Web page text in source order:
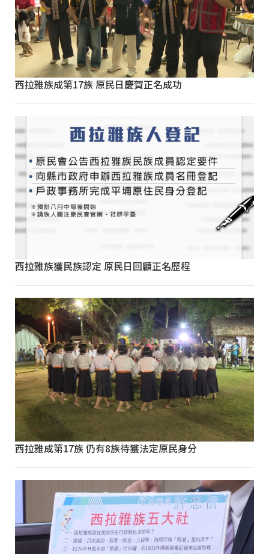
西拉雅族成第17族 原民日慶賀正名成功
西拉雅族獲民族認定 原民日回顧正名歷程
西拉雅成第17族 仍有8族待獲法定原民身分